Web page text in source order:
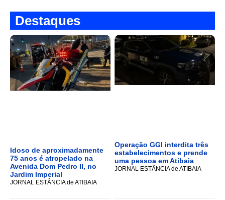
Destaques
Idoso de aproximadamente
75 anos é atropelado na
Avenida Dom Pedro II, no
Jardim Imperial
JORNAL ESTÂNCIA de ATIBAIA
Operação GGI interdita três
estabelecimentos e prende
uma pessoa em Atibaia
JORNAL ESTÂNCIA de ATIBAIA